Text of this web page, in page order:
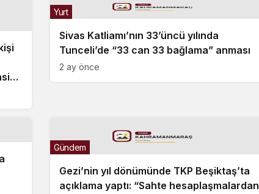
Sivas Katliamı’nın 33’üncü yılında
Tunceli’de “33 can 33 bağlama” anması
Yurt
2 ay önce
Gezi’nin yıl dönümünde TKP Beşiktaş’ta
açıklama yaptı: “Sahte hesaplaşmalardan
Gündem